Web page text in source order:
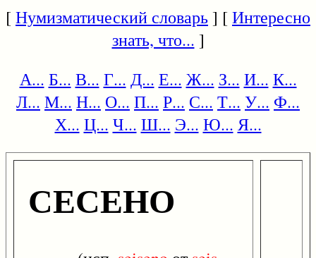
[Нумизматический словарь] [Интересно
знать, что... ]
А... Б... В... Г... Д... Е... Ж... З... И... К...
Л... М... Н... О... П... Р... С... Т... У... Ф...
Х... Ц... Ч... Ш... Э... Ю... Я...
СЕСЕНО